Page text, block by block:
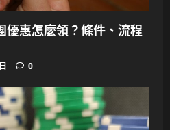
優惠怎麼領？條件、流程
0